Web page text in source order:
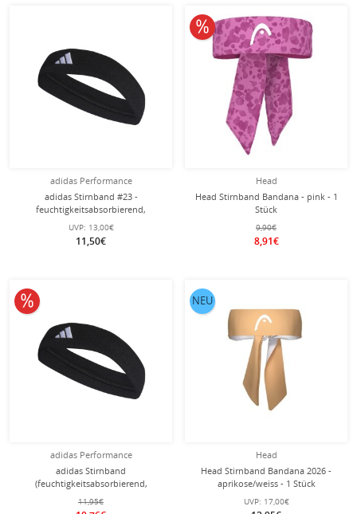
adidas Performance
adidas Stirnband #23 -
feuchtigkeitsabsorbierend,
aufgesticktes Logo - schwarz Herren
- 1 Stück
UVP: 13,00€
11,50€
Head
Head Stirnband Bandana - pink - 1
Stück
9,90€
8,91€
10% reduziert
adidas Performance
adidas Stirnband
(feuchtigkeitsabsorbierend,
aufgesticktes Logo) schwarz Kinder -
1 Stück
11,95€
10% reduziert
Head
Head Stirnband Bandana 2026 -
aprikose/weiss - 1 Stück
UVP: 17,00€
NEU